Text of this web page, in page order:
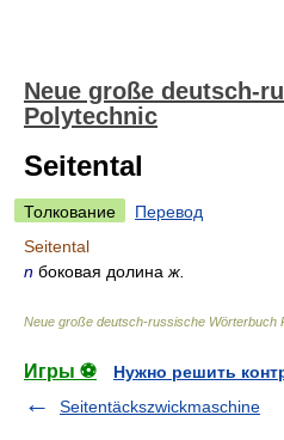
Neue große deutsch-
Polytechnic
Seitental
Толкование
Перевод
Seitental
n боковая долина ж.
Neue große deutsch-russische Wörterbuch
Игры ⚽
Нужно решить
Seitentäckszwickmaschine